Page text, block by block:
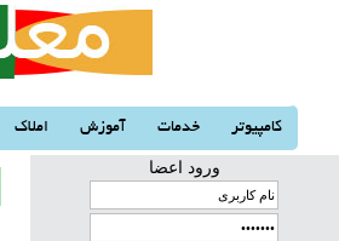
کامپیوتر خدمات آموزش املاک
ورود اعضا